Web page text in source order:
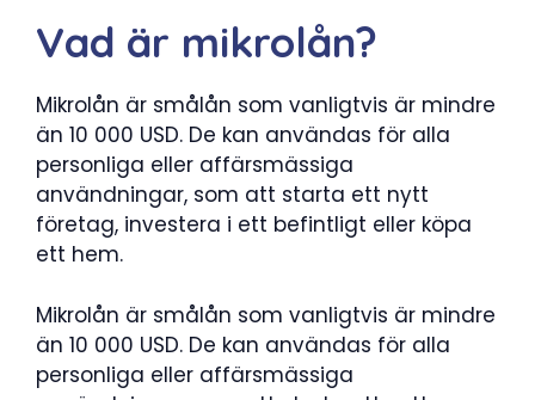
Vad är mikrolån?
Mikrolån är smålån som vanligtvis är mindre
än 10 000 USD. De kan användas för alla
personliga eller affärsmässiga
användningar, som att starta ett nytt
företag, investera i ett befintligt eller köpa
ett hem.
Mikrolån är smålån som vanligtvis är mindre
än 10 000 USD. De kan användas för alla
personliga eller affärsmässiga